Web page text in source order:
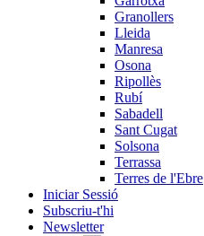
Granollers
Lleida
Manresa
Osona
Ripollès
Rubí
Sabadell
Sant Cugat
Solsona
Terrassa
Terres de l'Ebre
Iniciar Sessió
Subscriu-t'hi
Newsletter